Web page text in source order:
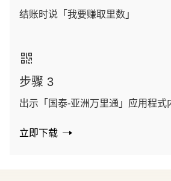
结账时说「我要赚取里数」
步骤 3
出示「国泰-亚洲万里通」应用程式
立即下载